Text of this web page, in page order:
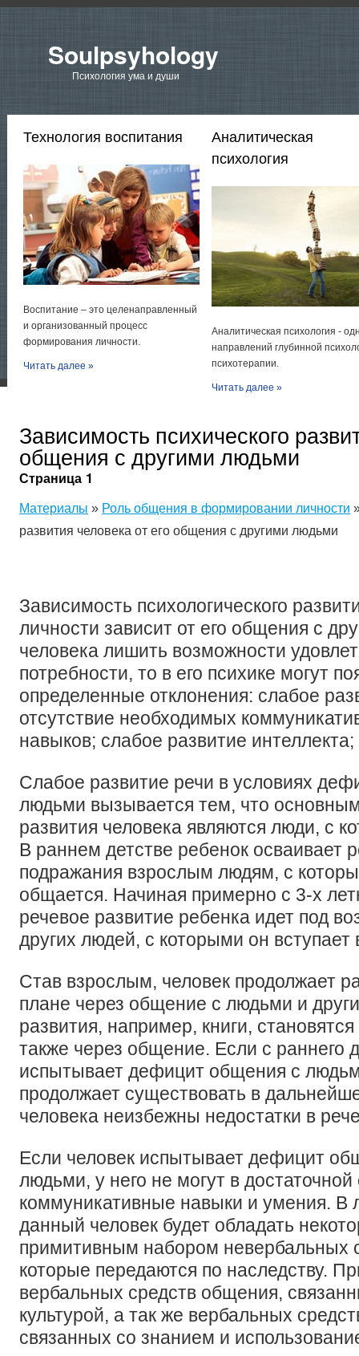
Soulpsyhology
Психология ума и души
Технология воспитания
Воспитание – это целенаправленный
и организованный процесс
формирования личности.
Читать далее »
Аналитическая
психология
Аналитическая психология -
направлений глубинной
психотерапии.
Читать далее »
Зависимость психического
общения с другими людьми
Страница 1
Материалы » Роль общения в формировании личности
развития человека от его общения с другими людьми
Зависимость психологического
личности зависит от его общения с
человека лишить возможности
потребности, то в его психике могут
определенные отклонения: слабое
отсутствие необходимых
навыков; слабое развитие
Слабое развитие речи в условиях
людьми вызывается тем, что
развития человека являются люди, с
В раннем детстве ребенок осваивает
подражания взрослым людям, с
общается. Начиная примерно с 3-х
речевое развитие ребенка идет под
других людей, с которыми он
Став взрослым, человек продолжает
плане через общение с людьми и
развития, например, книги,
также через общение. Если с раннего
испытывает дефицит общения с
продолжает существовать в
человека неизбежны недостатки в
Если человек испытывает дефицит
людьми, у него не могут в достаточной
коммуникативные навыки и умения. В
данный человек будет обладать
примитивным набором невербальных
которые передаются по наследству.
вербальных средств общения,
культурой, а так же вербальных
связанных со знанием и